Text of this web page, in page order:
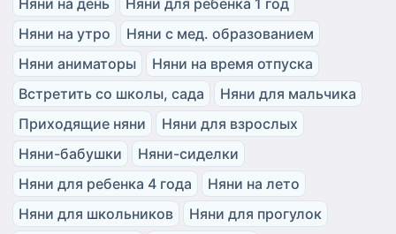
Няни на день
Няни для ребенка 1 год
Няни на утро
Няни с мед. образованием
Няни аниматоры
Няни на время отпуска
Встретить со школы, сада
Няни для мальчика
Приходящие няни
Няни для взрослых
Няни-бабушки
Няни-сиделки
Няни для ребенка 4 года
Няни на лето
Няни для школьников
Няни для прогулок